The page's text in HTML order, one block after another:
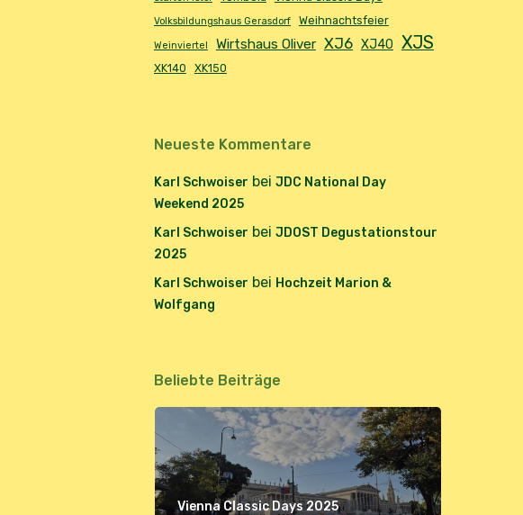
Volksbildungshaus Gerasdorf Weihnachtsfeier
Weinviertel Wirtshaus Oliver XJ6 XJ40 XJS
XK140 XK150
Neueste Kommentare
Karl Schwoiser bei JDC National Day
Weekend 2025
Karl Schwoiser bei JDOST Degustationstour
2025
Karl Schwoiser bei Hochzeit Marion &
Wolfgang
Beliebte Beiträge
Vienna Classic Days 2025